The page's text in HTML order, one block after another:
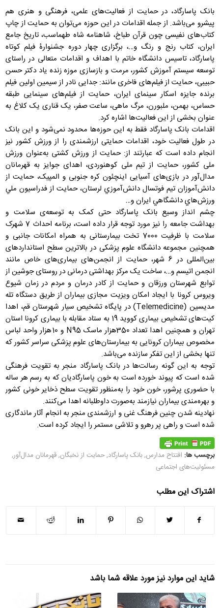
بانک پاسارگاد، در حمایت از فعالیت‌های علمی، فرهنگی و هنری هم
پیشرو می‌باشد. از جمله اقدامات در این حوزه می‌توان به حمایت از چاپ
کتاب‌های نفیسی چون قرآن طباخ، شاهنامه شاه طهماسب، تاریخ جامع
ایران، کتاب رنج و رنگ و…، برگزاری چهار دوره جشنوارۀ فیلم کوتاه
پاسارگاد، تاسیس دانشگاه خاتم با اهداف و اقدامات متعالی در راستای
توسعه سیستم آموزش کشور، مرمت و بازسازی موزه زنده یاد دکتر حسن
حبیبی، حمایت از فیلم‌های فاخری مانند: جدایی نادر از سیمین اولین فیلم
برنده جایزه اسکار سینمای ایران، حمایت از فیلم‌های سینمایی طبقه
حساس، بهمن، ملبورن، مرگ ماهی، ساعت صفر، یک قناری یک کلاغ به
عنوان بخشی از این فعالیت‌ها اشاره کرد.
اقدامات بانک پاسارگاد فقط به این حوزه‌ها محدود نمی‌شود و این بانک
در طول فعالیت خود، اقدامات حمایتی ارزشمندی را از ورزش کشور نیز
انجام داده‎ است که عبارتند از: حمایت از ورزش کشتی به‌عنوان ورزش
ملی کشور، حمایت از تیم ملی کوهنوردی، اهدای جوایز به قهرمانان
مدال‌آور در بازی‌های آسیایی اینچئون کره جنوبی و المپیک، حمایت از
دانش‌آموزان تيم فوتسال دانش‌آموزي لرستان، حمايت از فدراسيون ملي
ورزش‌هاي دانشگاهي ايران و…
چشم انداز وسیع بانک پاسارگاد حتی کمک به توسعه‌ی سلامت و
بهداشت جامعه را نیز مورد توجه قرار داده است، برنامه احداث 7 شهرک
سلامت با ظرفیت 7000 تخت بیمارستانی به همراه امکانات جانبی و
همچنین مجموعه دانشگاه علوم پزشکی در بالاترین سطح استانداردهای
بین‌المللی در 6 شهر، حمایت از انجمن‌های بیماری‌های خاص مانند
انجمن اتیسم و…، ساخت یک مرکز بهداشتی درمانی در روستای جوشین از
توابع شهرستان ورزقان و حمایت از کادر درمان و مردم در زمان شیوع
ویروس کرونا با ایجاد امکان ویزیت مجازی بیماران از طریق دستگاه تله‌
مدیسین (Telemedicine) در پایگاه‌ تشخیص سیار شهرستان قم، اهدا
کیت‌های تشخیص بیماری کووید 19 به ستاد مقابله با بیماری کرونا استان
تهران و همچنین اهدا تعداد 350هزار ماسک N95 و 10هزار واحد لباس
مخصوص بیماران کرونایی به بیمارستان‌های علوم پزشکی سراسر کشور که
تنها بخشی از این تفکر سازنده می‌باشد.
توجه به این گونه رسالت‌ها در بانک پاسارگاد منجر به تقویت فرهنگی
شده است که پیوند خورده است به خون پاسارگادیان که به رسم هر ساله
با حضوری پرشور، خون خود را به‌منظور تقویت سطح ذخایر خونی کشور
و بهره‌مندی بیماران نیازمند به‌صورت داوطلبانه اهدا می‌کنند.
نهادینه شدن چنین فرهنگ غنی و ارزشمندی منجر به انجام آثار ماندگاری
شده است و راهی پر رهرو و تلاشی مستمر را ایجاد کرده است.
برچسب ها: افتتاح مدارس,بانک پاسارگاد,حمایت از نخبگان,قهرمانان مدال‌آور,
مسئولیت‌های اجتماعی
اشتراک این مطلب
شاید این موارد نیز مورد علاقه شما باشد